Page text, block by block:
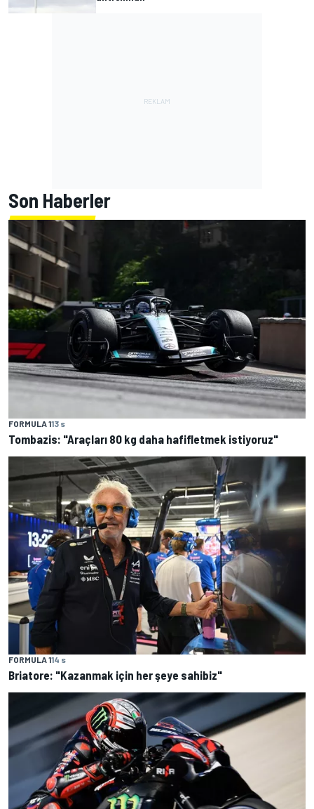
Son Haberler
FORMULA 113 s
Tombazis: "Araçları 80 kg daha hafifletmek istiyoruz"
FORMULA 114 s
Briatore: "Kazanmak için her şeye sahibiz"